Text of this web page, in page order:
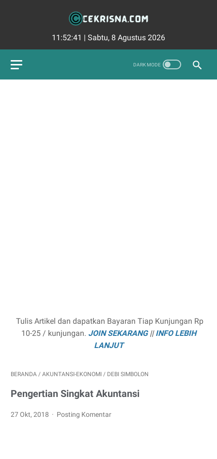
11:52:42 | Sabtu, 8 Agustus 2026
Tulis Artikel dan dapatkan Bayaran Tiap Kunjungan Rp
10-25 / kunjungan. JOIN SEKARANG||INFO LEBIH
LANJUT
BERANDA / AKUNTANSI-EKONOMI / DEBI SIMBOLON
Pengertian Singkat Akuntansi
27 Okt, 2018 Posting Komentar